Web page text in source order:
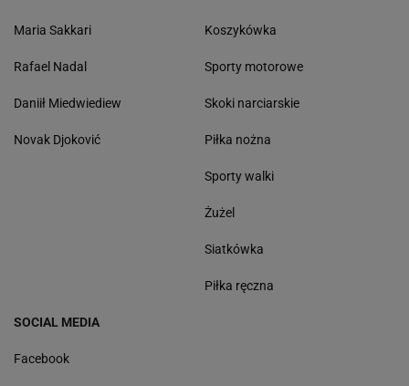
Maria Sakkari
Rafael Nadal
Daniił Miedwiediew
Novak Djoković
Koszykówka
Sporty motorowe
Skoki narciarskie
Piłka nożna
Sporty walki
Żużel
Siatkówka
Piłka ręczna
SOCIAL MEDIA
Facebook